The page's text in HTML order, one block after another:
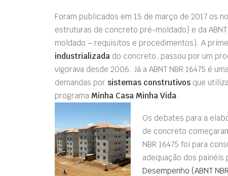
Foram publicados em 15 de março de 2017 os
estruturas de concreto pré-moldado) e da ABNT
moldado – requisitos e procedimentos). A
industrializada do concreto, passou por um
vigorava desde 2006. Já a ABNT NBR 16475 é
demandas por sistemas construtivos que
programa Minha Casa Minha Vida.
Os debates para a
de concreto
NBR 16475 foi para
adequação dos
Desempenho (ABNT